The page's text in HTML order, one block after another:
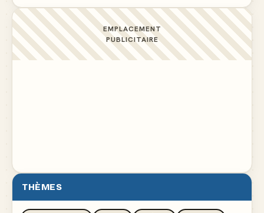
EMPLACEMENT
PUBLICITAIRE
THÈMES